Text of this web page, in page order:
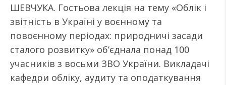
ШЕВЧУКА. Гостьова лекція на тему «Облік і
звітність в Україні у воєнному та
повоєнному періодах: природничі засади
сталого розвитку» об’єднала понад 100
учасників з восьми ЗВО України. Викладачі
кафедри обліку, аудиту та оподаткування